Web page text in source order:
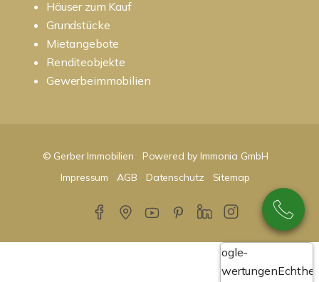
Häuser zum Kauf
Grundstücke
Mietangebote
Renditeobjekte
Gewerbeimmobilien
© Gerber Immobilien
Powered by Immonia GmbH
Impressum
AGB Datenschutz Sitemap
Google-
Bewertungen